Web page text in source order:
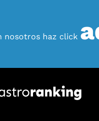
nosotros haz click